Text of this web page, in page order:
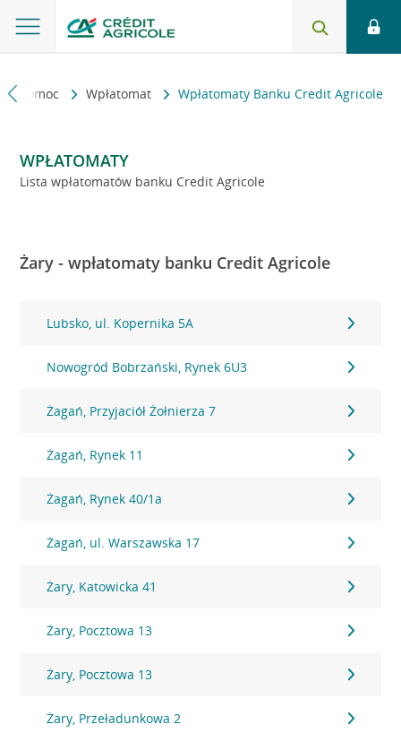
i pomoc Wpłatomat Wpłatomaty Banku Credit Agricole
WPŁATOMATY
Lista wpłatomatów banku Credit Agricole
Żary - wpłatomaty banku Credit Agricole
Lubsko, ul. Kopernika 5A
Nowogród Bobrzański, Rynek 6U3
Żagań, Przyjaciół Żołnierza 7
Żagań, Rynek 11
Żagań, Rynek 40/1a
Żagań, ul. Warszawska 17
Żary, Katowicka 41
Żary, Pocztowa 13
Żary, Pocztowa 13
Żary, Przeładunkowa 2